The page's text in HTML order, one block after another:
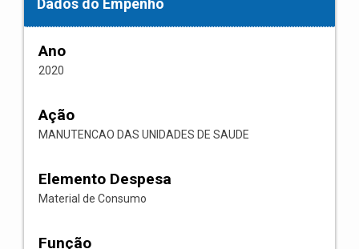
Dados do Empenho
Ano
2020
Ação
MANUTENCAO DAS UNIDADES DE SAUDE
Elemento Despesa
Material de Consumo
Função